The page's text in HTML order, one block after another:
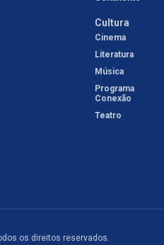
Cultura
Cinema
Literatura
Música
Programa
Conexão
Teatro
os direitos reservados.